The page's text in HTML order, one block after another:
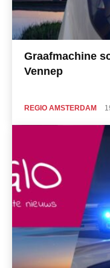
Graafmachine
Vennep
REGIO AMSTERDAM